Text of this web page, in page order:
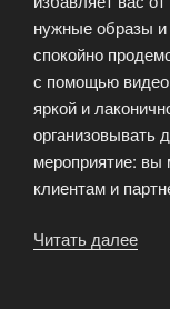
нужные образы
спокойно
с помощью
яркой и
организовывать
мероприятие: вы
клиентам и
Читать далее